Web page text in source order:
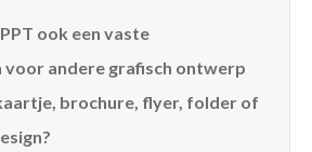
ook een vaste
andere grafisch ontwerp
brochure, flyer, folder of